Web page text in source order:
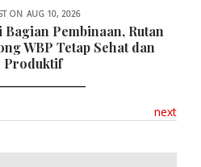
ON AUG 10, 2026
Bagian Pembinaan, Rutan
WBP Tetap Sehat dan
Produktif
next